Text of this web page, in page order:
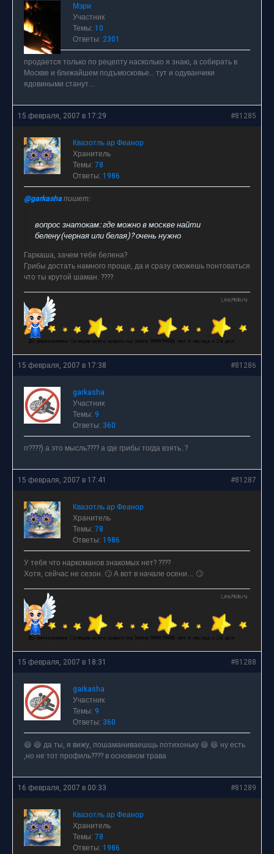
Мэри
Участник
Темы: 10
Ответы: 2301
продается только по рецепту насколько я знаю, а собирать в
Москве и ближайшем подъмосковье… тут и одуванчики
ядовиными станут….
15 февраля, 2007 в 17:29 #81285
Квазотль ар Феанор
Хранитель
Темы: 78
Ответы: 1986
@garkashaпишет:
вопрос знатокам: где можно в москве найти
белену(черная или белая)? очень нужно
Гаркаша, зачем тебе белена?
Грибы достать намного проще, да и сразу сможешь понтоваться
что ты крутой шаман. ????
15 февраля, 2007 в 17:38 #81286
garkasha
Участник
Темы: 9
Ответы: 360
гг????) а это мысль???? а где грибы тогда взять..?
15 февраля, 2007 в 17:41 #81287
Квазотль ар Феанор
Хранитель
Темы: 78
Ответы: 1986
У тебя что наркоманов знакомых нет? ????
Хотя, сейчас не сезон. 🙄 А вот в начале осени…. 🙄
15 февраля, 2007 в 18:31 #81288
garkasha
Участник
Темы: 9
Ответы: 360
😆 😆 да ты, я вижу, пошаманиваешщь потихоньку 😆 😆 ну есть
,но не тот профиль???? в основном трава
16 февраля, 2007 в 00:33 #81289
Квазотль ар Феанор
Хранитель
Темы: 78
Ответы: 1986